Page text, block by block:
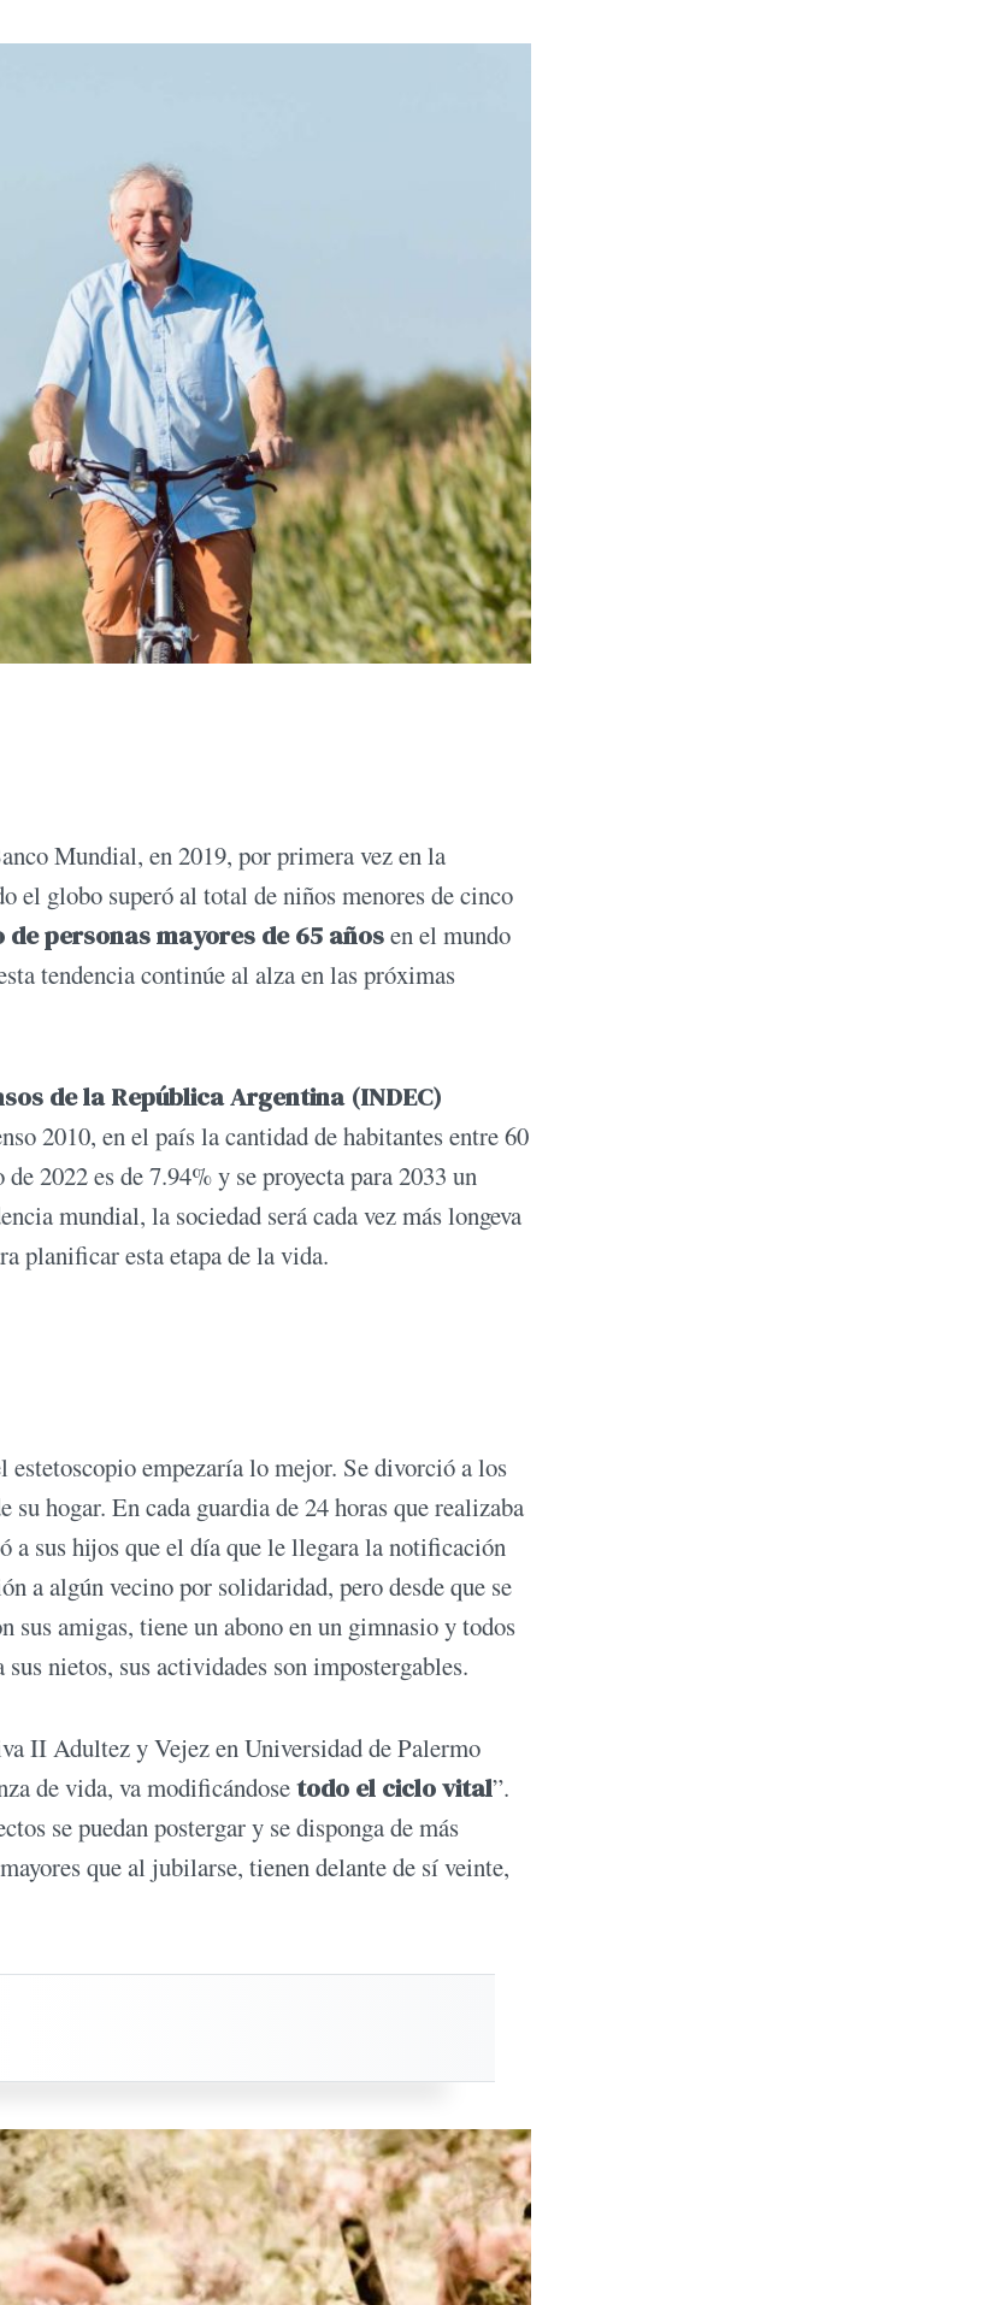
Mundial, en 2019, por primera vez en la
el globo superó al total de niños menores de cinco
de personas mayores de 65 añosen el mundo
tendencia continúe al alza en las próximas
de la República Argentina (INDEC)
2010, en el país la cantidad de habitantes entre 60
2022 es de 7.94% y se proyecta para 2033 un
mundial, la sociedad será cada vez más longeva
planificar esta etapa de la vida.
estetoscopio empezaría lo mejor. Se divorció a los
hogar. En cada guardia de 24 horas que realizaba
sus hijos que el día que le llegara la notificación
a algún vecino por solidaridad, pero desde que se
amigas, tiene un abono en un gimnasio y todos
nietos, sus actividades son impostergables.
II Adultez y Vejez en Universidad de Palermo
de vida, va modificándosetodo el ciclo vital”.
se puedan postergar y se disponga de más
que al jubilarse, tienen delante de sí veinte,